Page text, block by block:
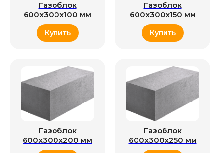
Газоблок
600x300x100 мм
Купить
Газоблок
600x300x150 мм
Купить
Газоблок
600x300x200 мм
Газоблок
600x300x250 мм